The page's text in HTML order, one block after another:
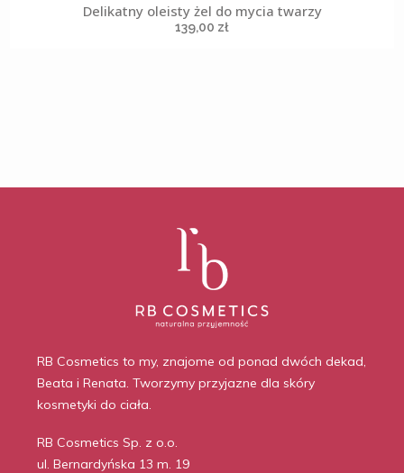
Delikatny oleisty żel do mycia twarzy
139,00 zł
RB Cosmetics to my, znajome od ponad dwóch dekad,
Beata i Renata. Tworzymy przyjazne dla skóry
kosmetyki do ciała.
RB Cosmetics Sp. z o.o.
ul. Bernardyńska 13 m. 19